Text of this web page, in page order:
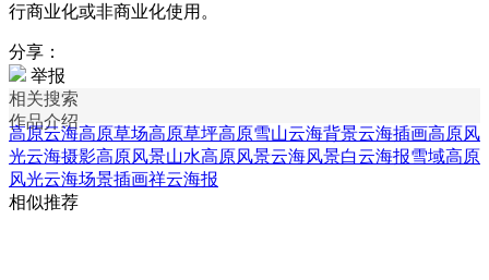
行商业化或非商业化使用。
分享：
举报
相关搜索
作品介绍
高原云海高原草场高原草坪高原雪山云海背景云海插画高原风
光云海摄影高原风景山水高原风景云海风景白云海报雪域高原
风光云海场景插画祥云海报
相似推荐